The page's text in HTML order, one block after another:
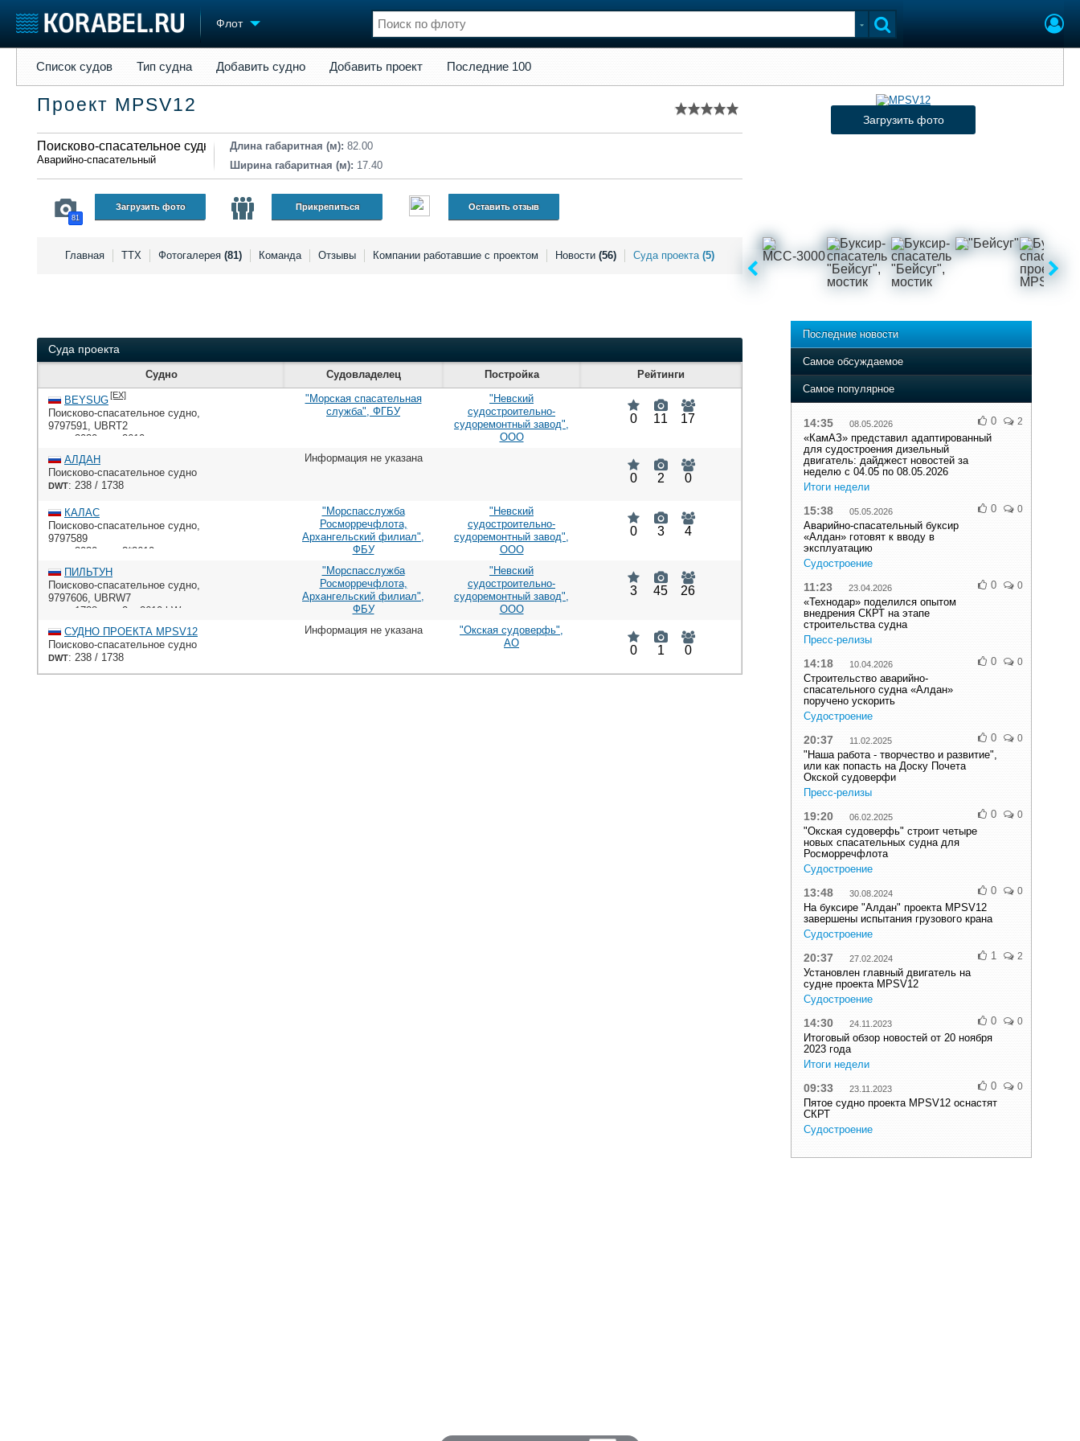
Флот
Судостроение
Пульс
Компании
Репутация
Крюинг
Торговая площадка
Доска объявлений
Оборудование
Изделия
Услуги
Конференции
Словарь
Флот
Список судов Тип судна Добавить судно Добавить проект Последние 100
Проект MPSV12
Поисково-спасательное судно
Аварийно-спасательный
Длина габаритная (м): 82.00
Ширина габаритная (м): 17.40
81
Загрузить фото Прикрепиться Оставить отзыв
Загрузить фото
Главная ТТХ Фотогалерея (81) Команда Отзывы Компании работавшие с проектом Новости (56) Суда проекта (5)
Суда проекта
Судно Судовладелец Постройка Рейтинги
BEYSUG[EX]
Поисково-спасательное судно,
9797591, UBRT2
: 3030, : 2610,
"Морская спасательная
служба", ФГБУ
"Невский
судостроительно-
судоремонтный завод",
ООО
0 11 17
АЛДАН
Поисково-спасательное судно
DWT: 238 / 1738
Информация не указана
0 2 0
КАЛАС
Поисково-спасательное судно,
9797589
: 3030, : 2*2610,
"Морспасслужба
Росморречфлота,
Архангельский филиал",
ФБУ
"Невский
судостроительно-
судоремонтный завод",
ООО
0 3 4
ПИЛЬТУН
Поисково-спасательное судно,
9797606, UBRW7
: 1738, : 2 x 2610 kW,
"Морспасслужба
Росморречфлота,
Архангельский филиал",
ФБУ
"Невский
судостроительно-
судоремонтный завод",
ООО
3 45 26
СУДНО ПРОЕКТА MPSV12
Поисково-спасательное судно
DWT: 238 / 1738
Информация не указана
"Окская судоверфь",
АО
0 1 0
Последние новости
Самое обсуждаемое
Самое популярное
14:35 08.05.2026
«КамАЗ» представил адаптированный
для судостроения дизельный
двигатель: дайджест новостей за
неделю с 04.05 по 08.05.2026
Итоги недели
0 2
15:38 05.05.2026
Аварийно-спасательный буксир
«Алдан» готовят к вводу в
эксплуатацию
Судостроение
0 0
11:23 23.04.2026
«Технодар» поделился опытом
внедрения СКРТ на этапе
строительства судна
Пресс-релизы
0 0
14:18 10.04.2026
Строительство аварийно-
спасательного судна «Алдан»
поручено ускорить
Судостроение
0 0
20:37 11.02.2025
"Наша работа - творчество и развитие",
или как попасть на Доску Почета
Окской судоверфи
Пресс-релизы
0 0
19:20 06.02.2025
"Окская судоверфь" строит четыре
новых спасательных судна для
Росморречфлота
Судостроение
0 0
13:48 30.08.2024
На буксире "Алдан" проекта MPSV12
завершены испытания грузового крана
Судостроение
0 0
20:37 27.02.2024
Установлен главный двигатель на
судне проекта MPSV12
Судостроение
1 2
14:30 24.11.2023
Итоговый обзор новостей от 20 ноября
2023 года
Итоги недели
0 0
09:33 23.11.2023
Пятое судно проекта MPSV12 оснастят
СКРТ
Судостроение
0 0